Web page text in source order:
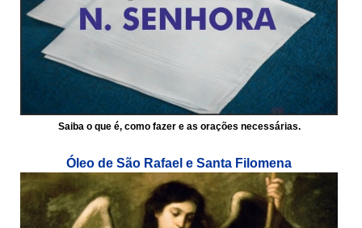
Saiba o que é, como fazer e as orações necessárias.
Óleo de São Rafael e Santa Filomena